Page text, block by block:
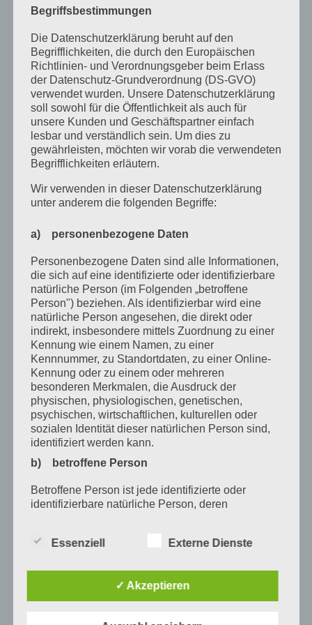
Januar 2021
Dezember 2020
Oktober 2020
August 2020
Juli 2020
Juni 2020
Mai 2020
Februar 2020
Januar 2020
Dezember 2019
November 2019
Oktober 2019
August 2019
Juli 2019
Oktober 2017
Schlagwörter
Andrea Lorenz Andreas Holzknecht Ausbildung
Birgit Schestak Christina Peitz
Begriffsbestimmungen
Die Datenschutzerklärung beruht auf den
Begrifflichkeiten, die durch den Europäischen
Richtlinien- und Verordnungsgeber beim Erlass
der Datenschutz-Grundverordnung (DS-GVO)
verwendet wurden. Unsere Datenschutzerklärung
soll sowohl für die Öffentlichkeit als auch für
unsere Kunden und Geschäftspartner einfach
lesbar und verständlich sein. Um dies zu
gewährleisten, möchten wir vorab die verwendeten
Begrifflichkeiten erläutern.
Wir verwenden in dieser Datenschutzerklärung
unter anderem die folgenden Begriffe:
a) personenbezogene Daten
Personenbezogene Daten sind alle Informationen,
die sich auf eine identifizierte oder identifizierbare
natürliche Person (im Folgenden „betroffene
Person") beziehen. Als identifizierbar wird eine
natürliche Person angesehen, die direkt oder
indirekt, insbesondere mittels Zuordnung zu einer
Kennung wie einem Namen, zu einer
Kennnummer, zu Standortdaten, zu einer Online-
Kennung oder zu einem oder mehreren
besonderen Merkmalen, die Ausdruck der
physischen, physiologischen, genetischen,
psychischen, wirtschaftlichen, kulturellen oder
sozialen Identität dieser natürlichen Person sind,
identifiziert werden kann.
b) betroffene Person
Betroffene Person ist jede identifizierte oder
identifizierbare natürliche Person, deren
Verarbeitung ist jeder mit oder ohne Hilfe
automatisierter Verfahren ausgeführte Vorgang
Zusammenhang mit personenbezogenen Daten
Essenziell Externe Dienste
✓ Akzeptieren